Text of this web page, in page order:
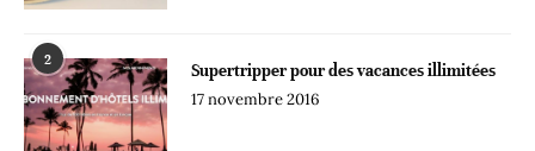
2
Supertripper pour des vacances illimitées
17 novembre 2016